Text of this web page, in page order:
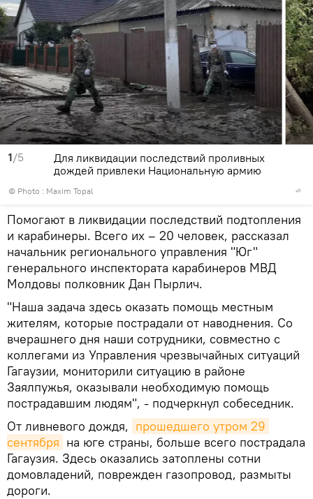
1/5
© Photo : Maxim Topal
Для ликвидации последствий проливных
дождей привлеки Национальную армию
Помогают в ликвидации последствий подтопления
и карабинеры. Всего их – 20 человек, рассказал
начальник регионального управления "Юг"
генерального инспектората карабинеров МВД
Молдовы полковник Дан Пырлич.
"Наша задача здесь оказать помощь местным
жителям, которые пострадали от наводнения. Со
вчерашнего дня наши сотрудники, совместно с
коллегами из Управления чрезвычайных ситуаций
Гагаузии, мониторили ситуацию в районе
Заялпужья, оказывали необходимую помощь
пострадавшим людям", - подчеркнул собеседник.
От ливневого дождя, прошедшего утром 29
сентября на юге страны, больше всего пострадала
Гагаузия. Здесь оказались затоплены сотни
домовладений, поврежден газопровод, размыты
дороги.